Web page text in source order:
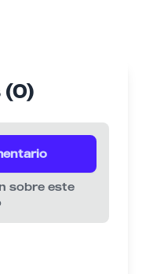
(0)
sobre este